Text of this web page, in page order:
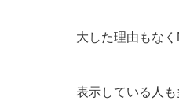
大した理由もな
表示している人